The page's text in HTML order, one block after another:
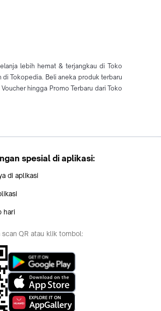
lebih hemat & terjangkau di Toko
Tokopedia. Beli aneka produk terbaru
hingga Promo Terbaru dari Toko
spesial di aplikasi:
di aplikasi
hari
scan QR atau klik tombol: